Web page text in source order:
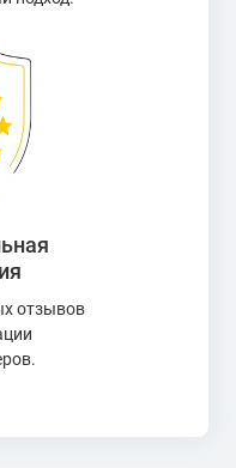
отзывов